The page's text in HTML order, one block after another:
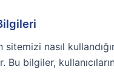
sitemizi nasıl
Bu bilgiler,